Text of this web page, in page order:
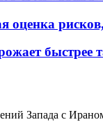
оценка
быстрее
Запада с